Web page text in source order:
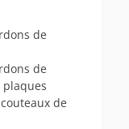
de
de
plaques
de